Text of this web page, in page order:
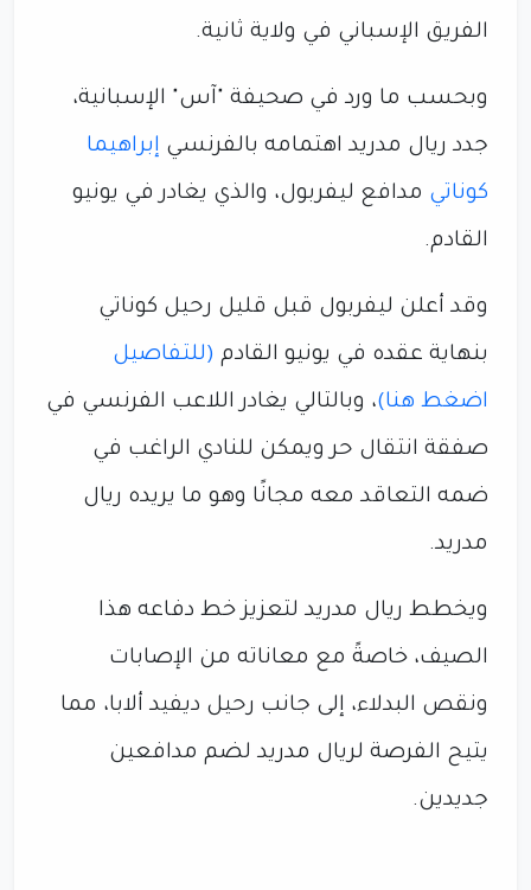
الفريق الإسباني في ولاية ثانية.
وبحسب ما ورد في صحيفة "آس" الإسبانية،
جدد ريال مدريد اهتمامه بالفرنسي إبراهيما
كوناتي مدافع ليفربول، والذي يغادر في يونيو
القادم.
وقد أعلن ليفربول قبل قليل رحيل كوناتي
بنهاية عقده في يونيو القادم (للتفاصيل
اضغط هنا)، وبالتالي يغادر اللاعب الفرنسي في
صفقة انتقال حر ويمكن للنادي الراغب في
ضمه التعاقد معه مجانًا وهو ما يريده ريال
مدريد.
ويخطط ريال مدريد لتعزيز خط دفاعه هذا
الصيف، خاصةً مع معاناته من الإصابات
ونقص البدلاء، إلى جانب رحيل ديفيد ألابا، مما
يتيح الفرصة لريال مدريد لضم مدافعين
جديدين.